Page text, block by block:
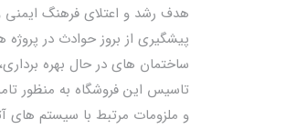
هدف رشد و اعتلای فرهنگ
پیشگیری از بروز حوادث در پروژه
تاسیس این فروشگاه به منظور
و ملزومات مرتبط با سیستم های